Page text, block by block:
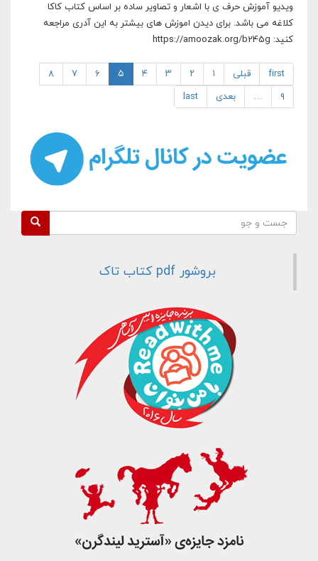
ویدیو آموزش حرف ی با اشعار و تصاویر ساده بر اساس کتاب کاکا
کلاغه می باشد. برای دیدن اموزش های بیشتر به این آدری مراجعه
کنید: https://amoozak.org/b245g
first قبلی ۱ ۲ ۳ ۴ ۵ ۶ ۷
۸
۹
… بعدی last
فرم جستجو
بروشور pdf کتاب تاک